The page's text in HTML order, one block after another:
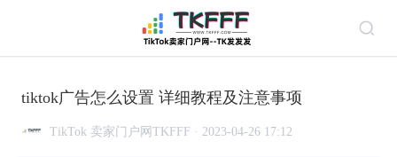
tiktok广告怎么设置 详细教程及注意事项
TikTok 卖家门户网TKFFF · 2023-04-26 17:12